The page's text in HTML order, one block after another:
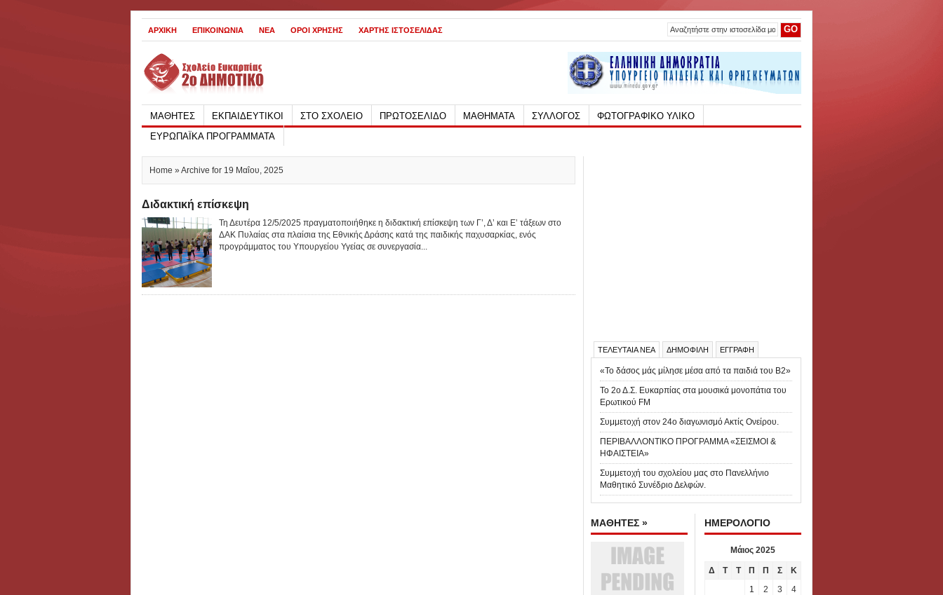
ΑΡΧΙΚΗ ΕΠΙΚΟΙΝΩΝΙΑ ΝΕΑ ΟΡΟΙ ΧΡΗΣΗΣ ΧΑΡΤΗΣ ΙΣΤΟΣΕΛΙΔΑΣ
ΜΑΘΗΤΕΣ ΕΚΠΑΙΔΕΥΤΙΚΟΙ ΣΤΟ ΣΧΟΛΕΙΟ ΠΡΩΤΟΣΕΛΙΔΟ ΜΑΘΗΜΑΤΑ ΣΥΛΛΟΓΟΣ
ΦΩΤΟΓΡΑΦΙΚΟ ΥΛΙΚΟ
ΕΥΡΩΠΑΪΚΑ ΠΡΟΓΡΑΜΜΑΤΑ
Home » Archive for 19 Μαΐου, 2025
Διδακτική επίσκεψη
Τη Δευτέρα 12/5/2025 πραγματοποιήθηκε η διδακτική επίσκεψη των Γ’, Δ’ και Ε’ τάξεων στο
ΔΑΚ Πυλαίας στα πλαίσια της Εθνικής Δράσης κατά της παιδικής παχυσαρκίας, ενός
προγράμματος του Υπουργείου Υγείας σε συνεργασία...
ΤΕΛΕΥΤΑΙΑ ΝΕΑ ΔΗΜΟΦΙΛΗ ΕΓΓΡΑΦΗ
«Το δάσος μάς μίλησε μέσα από τα παιδιά του Β2»
Το 2ο Δ.Σ. Ευκαρπίας στα μουσικά μονοπάτια του
Ερωτικού FM
Συμμετοχή στον 24ο διαγωνισμό Ακτίς Ονείρου.
ΠΕΡΙΒΑΛΛΟΝΤΙΚΟ ΠΡΟΓΡΑΜΜΑ «ΣΕΙΣΜΟΙ &
ΗΦΑΙΣΤΕΙΑ»
Συμμετοχή του σχολείου μας στο Πανελλήνιο
Μαθητικό Συνέδριο Δελφών.
ΜΑΘΗΤΕΣ » ΗΜΕΡΟΛΟΓΙΟ
Μάιος 2025
Δ Τ Τ Π Π Σ
Κ
1
2 3 4